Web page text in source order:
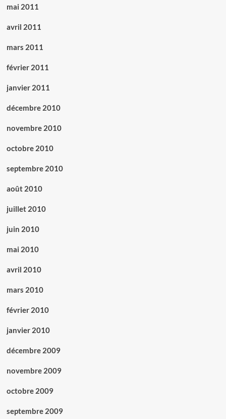
mai 2011
avril 2011
mars 2011
février 2011
janvier 2011
décembre 2010
novembre 2010
octobre 2010
septembre 2010
août 2010
juillet 2010
juin 2010
mai 2010
avril 2010
mars 2010
février 2010
janvier 2010
décembre 2009
novembre 2009
octobre 2009
septembre 2009